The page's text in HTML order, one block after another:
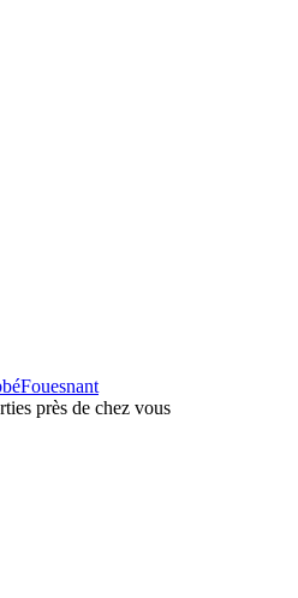
Fouesnant
près de chez vous